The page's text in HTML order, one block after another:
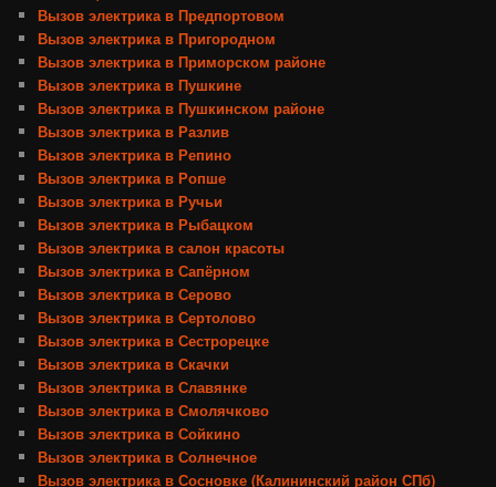
Вызов электрика в Предпортовом
Вызов электрика в Пригородном
Вызов электрика в Приморском районе
Вызов электрика в Пушкине
Вызов электрика в Пушкинском районе
Вызов электрика в Разлив
Вызов электрика в Репино
Вызов электрика в Ропше
Вызов электрика в Ручьи
Вызов электрика в Рыбацком
Вызов электрика в салон красоты
Вызов электрика в Сапёрном
Вызов электрика в Серово
Вызов электрика в Сертолово
Вызов электрика в Сестрорецке
Вызов электрика в Скачки
Вызов электрика в Славянке
Вызов электрика в Смолячково
Вызов электрика в Сойкино
Вызов электрика в Солнечное
Вызов электрика в Сосновке (Калининский район СПб)